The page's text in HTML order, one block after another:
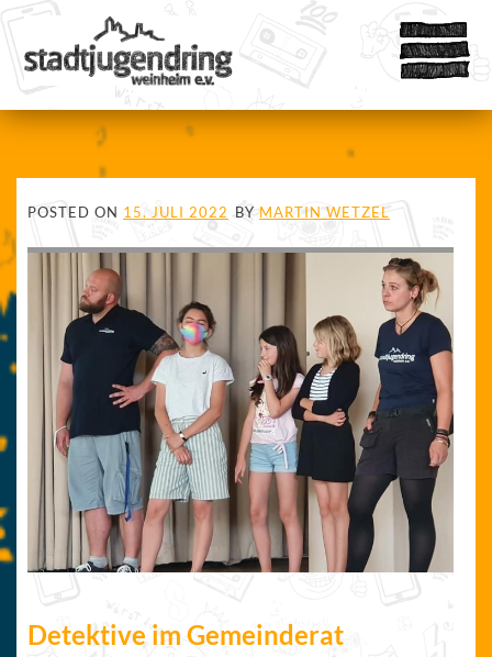
POSTED ON 15. JULI 2022 BY MARTIN WETZEL
Detektive im Gemeinderat